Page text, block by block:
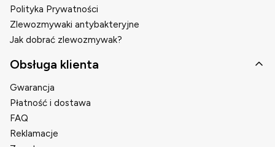
Polityka Prywatności
Zlewozmywaki antybakteryjne
Jak dobrać zlewozmywak?
Obsługa klienta
Gwarancja
Płatność i dostawa
FAQ
Reklamacje